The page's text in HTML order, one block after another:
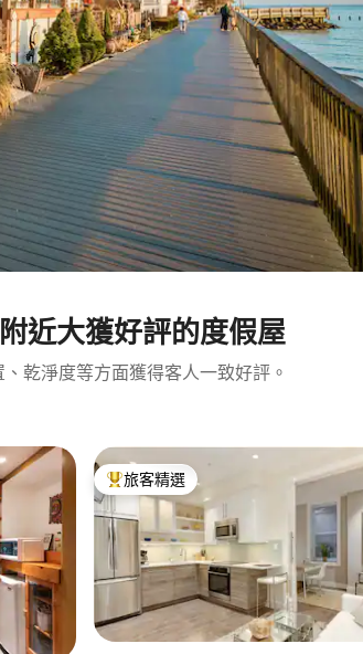
近大獲好評的度假屋
乾淨度等方面獲得客人一致好評。
旅客精選榜首
旅客精選